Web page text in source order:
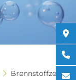
Brennstoffzelle